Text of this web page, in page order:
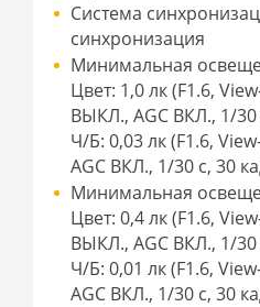
Система
синхронизация
Минимальная
Цвет: 1,0 лк (F1.6,
ВЫКЛ., AGC ВКЛ., 1/30
Ч/Б: 0,03 лк (F1.6,
AGC ВКЛ., 1/30 с, 30
Минимальная
Цвет: 0,4 лк (F1.6,
ВЫКЛ., AGC ВКЛ., 1/30
Ч/Б: 0,01 лк (F1.6,
AGC ВКЛ., 1/30 с, 30